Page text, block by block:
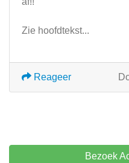
Zie hoofdtekst...
Reageer
Bezoek